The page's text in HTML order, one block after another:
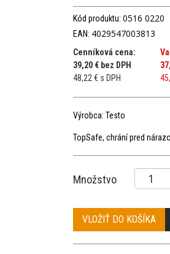
Kód produktu: 0516 0220
EAN: 4029547003813
Cenníková cena:
39,20 € bez DPH
48,22 € s DPH
Výrobca: Testo
TopSafe, chrání pred
Množstvo
VLOŽIŤ DO KOŠÍKA